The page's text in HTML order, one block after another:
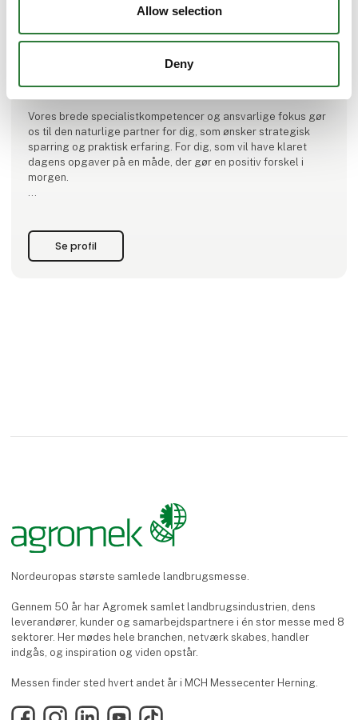
Allow selection
Deny
Produktet er tilføjet af:
noget for dig. De små udearealer og den store skov. Det
åbne land, havet og byens grønne oaser.
Vores brede specialistkompetencer og ansvarlige fokus gør
os til den naturlige partner for dig, som ønsker strategisk
sparring og praktisk erfaring. For dig, som vil have klaret
dagens opgaver på en måde, der gør en positiv forskel i
morgen.
løsninger med naturen som omdrejningspunkt inden for:
Se profil
Nordeuropas største samlede landbrugsmesse.
Gennem 50 år har Agromek samlet landbrugsindustrien, dens
leverandører, kunder og samarbejdspartnere i én stor messe med 8
sektorer. Her mødes hele branchen, netværk skabes, handler
indgås, og inspiration og viden opstår.
Messen finder sted hvert andet år i MCH Messecenter Herning.
FacebookInstagramLinkedInYouTubeTikTok